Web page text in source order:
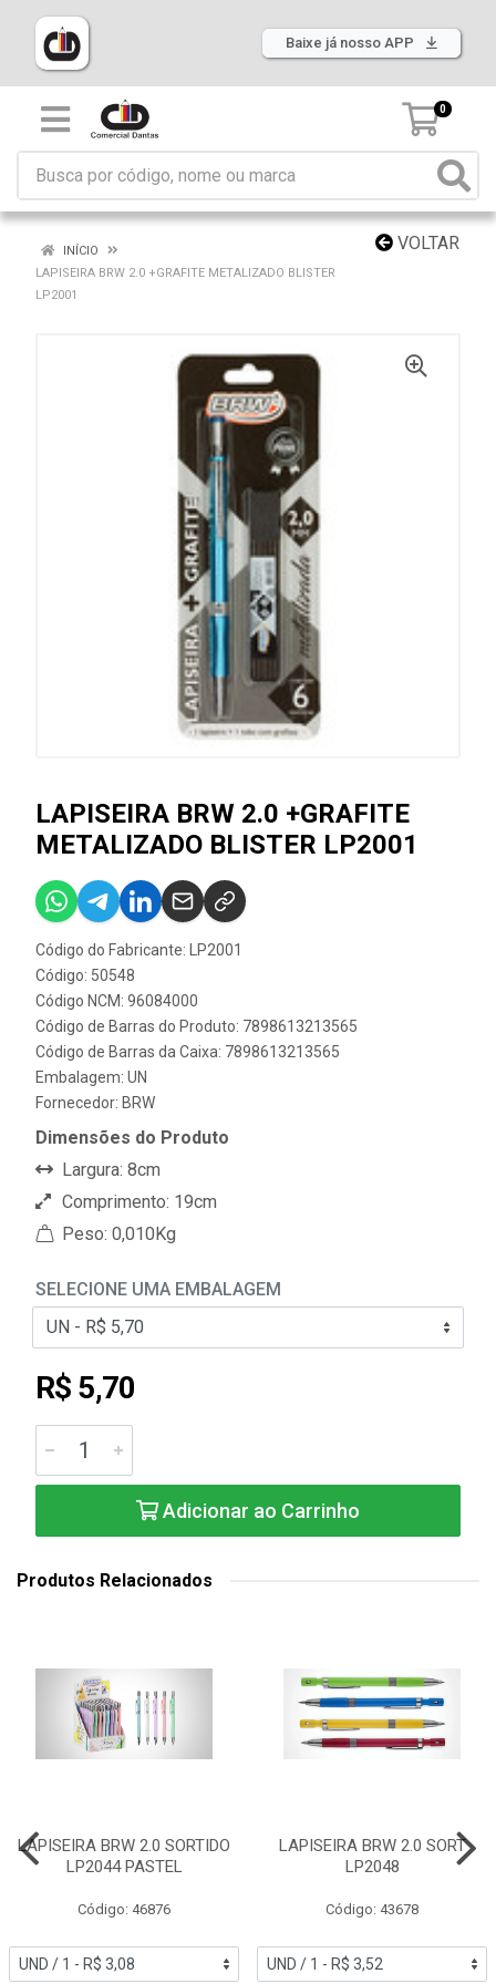
Baixe já nosso APP
0
VOLTAR
INÍCIO
LAPISEIRA BRW 2.0 +GRAFITE METALIZADO BLISTER
LP2001
LAPISEIRA BRW 2.0 +GRAFITE
METALIZADO BLISTER LP2001
Código do Fabricante: LP2001
Código: 50548
Código NCM: 96084000
Código de Barras do Produto: 7898613213565
Código de Barras da Caixa: 7898613213565
Embalagem: UN
Fornecedor: BRW
Dimensões do Produto
Largura: 8cm
Comprimento: 19cm
Peso: 0,010Kg
SELECIONE UMA EMBALAGEM
R$ 5,70
Adicionar ao Carrinho
Produtos Relacionados
LAPISEIRA BRW 2.0 SORTIDO
LP2044 PASTEL
Código: 46876
LAPISEIRA BRW 2.0 SORT
LP2048
Código: 43678